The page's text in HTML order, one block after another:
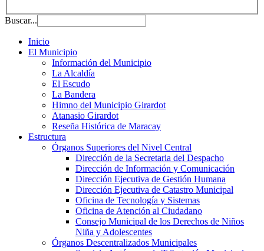
Buscar...
Inicio
El Municipio
Información del Municipio
La Alcaldía
El Escudo
La Bandera
Himno del Municipio Girardot
Atanasio Girardot
Reseña Histórica de Maracay
Estructura
Órganos Superiores del Nivel Central
Dirección de la Secretaria del Despacho
Dirección de Información y Comunicación
Dirección Ejecutiva de Gestión Humana
Dirección Ejecutiva de Catastro Municipal
Oficina de Tecnología y Sistemas
Oficina de Atención al Ciudadano
Consejo Municipal de los Derechos de Niños
Niña y Adolescentes
Órganos Descentralizados Municipales